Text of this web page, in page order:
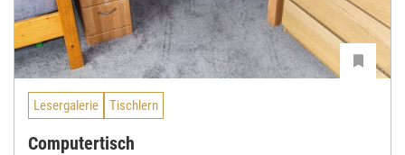
Lesergalerie Tischlern
Computertisch